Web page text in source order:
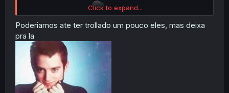
mas fica o lembrete!
Click to expand...
Poderiamos ate ter trollado um pouco eles, mas deixa
pra la